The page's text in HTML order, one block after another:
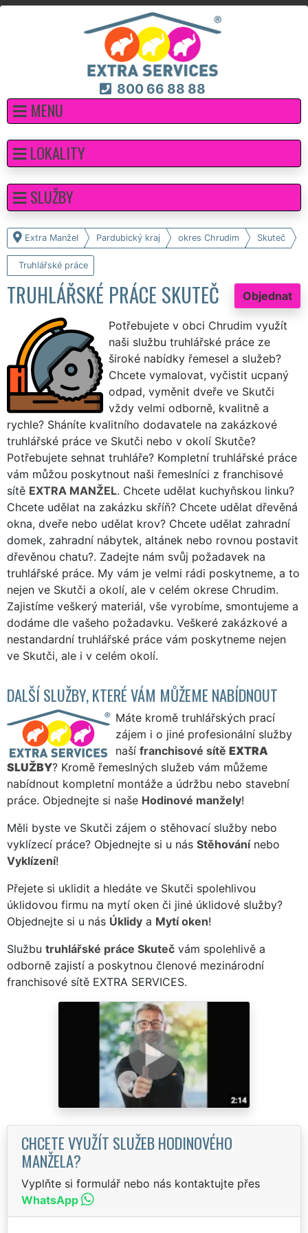
800 66 88 88
MENU
Extra Manžel Pardubický kraj okres Chrudim Skuteč
Truhlářské práce
Objednat
TRUHLÁŘSKÉ PRÁCE SKUTEČ
Potřebujete v obci Chrudim využít
naši službu truhlářské práce ze
široké nabídky řemesel a služeb?
Chcete vymalovat, vyčistit ucpaný
odpad, vyměnit dveře ve Skutči
vždy velmi odborně, kvalitně a
rychle? Sháníte kvalitního dodavatele na zakázkové
truhlářské práce ve Skutči nebo v okolí Skutče?
Potřebujete sehnat truhláře? Kompletní truhlářské práce
vám můžou poskytnout naši řemeslníci z franchisové
sítě EXTRA MANŽEL. Chcete udělat kuchyňskou linku?
Chcete udělat na zakázku skříň? Chcete udělat dřevěná
okna, dveře nebo udělat krov? Chcete udělat zahradní
domek, zahradní nábytek, altánek nebo rovnou postavit
dřevěnou chatu?. Zadejte nám svůj požadavek na
truhlářské práce. My vám je velmi rádi poskytneme, a to
nejen ve Skutči a okolí, ale v celém okrese Chrudim.
Zajistíme veškerý materiál, vše vyrobíme, smontujeme a
dodáme dle vašeho požadavku. Veškeré zakázkové a
nestandardní truhlářské práce vám poskytneme nejen
ve Skutči, ale i v celém okolí.
DALŠÍ SLUŽBY, KTERÉ VÁM MŮŽEME NABÍDNOUT
Máte kromě truhlářských prací
zájem i o jiné profesionální služby
naší franchisové sítě EXTRA
SLUŽBY? Kromě řemeslných služeb vám můžeme
nabídnout kompletní montáže a údržbu nebo stavební
práce. Objednejte si naše Hodinové manžely!
Měli byste ve Skutči zájem o stěhovací služby nebo
vyklízecí práce? Objednejte si u nás Stěhovánínebo
Vyklízení!
Přejete si uklidit a hledáte ve Skutči spolehlivou
úklidovou firmu na mytí oken či jiné úklidové služby?
Objednejte si u nás Úklidy a Mytí oken!
Službu truhlářské práce Skuteč vám spolehlivě a
odborně zajistí a poskytnou členové mezinárodní
franchisové sítě EXTRA SERVICES.
CHCETE VYUŽÍT SLUŽEB HODINOVÉHO
MANŽELA?
Vyplňte si formulář nebo nás kontaktujte přes
WhatsApp
LOKALITY
SLUŽBY